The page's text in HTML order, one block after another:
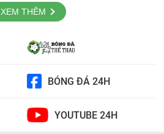
XEM THÊM
BÓNG ĐÁ 24H
YOUTUBE 24H